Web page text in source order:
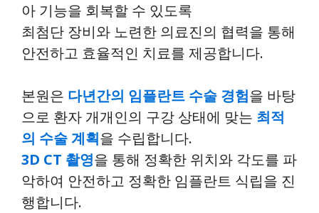
아 기능을 회복할 수 있도록
최첨단 장비와 노련한 의료진의 협력을 통해
안전하고 효율적인 치료를 제공합니다.
본원은 다년간의 임플란트 수술 경험을 바탕
으로 환자 개개인의 구강 상태에 맞는 최적
의 수술 계획을 수립합니다.
3D CT 촬영을 통해 정확한 위치와 각도를 파
악하여 안전하고 정확한 임플란트 식립을 진
행합니다.